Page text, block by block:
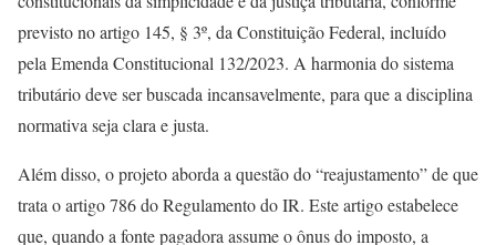
previsto no artigo 145, § 3º, da Constituição Federal, incluído
pela Emenda Constitucional 132/2023. A harmonia do sistema
tributário deve ser buscada incansavelmente, para que a disciplina
normativa seja clara e justa.
Além disso, o projeto aborda a questão do “reajustamento” de que
trata o artigo 786 do Regulamento do IR. Este artigo estabelece
que, quando a fonte pagadora assume o ônus do imposto, a